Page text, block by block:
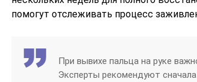
помогут отслеживать процесс
При вывихе пальца на руке
Эксперты рекомендуют